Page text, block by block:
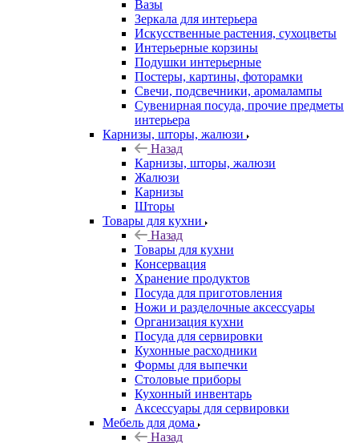
Вазы
Зеркала для интерьера
Искусственные растения, сухоцветы
Интерьерные корзины
Подушки интерьерные
Постеры, картины, фоторамки
Свечи, подсвечники, аромалампы
Сувенирная посуда, прочие предметы
интерьера
Карнизы, шторы, жалюзи
Назад
Карнизы, шторы, жалюзи
Жалюзи
Карнизы
Шторы
Товары для кухни
Назад
Товары для кухни
Консервация
Хранение продуктов
Посуда для приготовления
Ножи и разделочные аксессуары
Организация кухни
Посуда для сервировки
Кухонные расходники
Формы для выпечки
Столовые приборы
Кухонный инвентарь
Аксессуары для сервировки
Мебель для дома
Назад